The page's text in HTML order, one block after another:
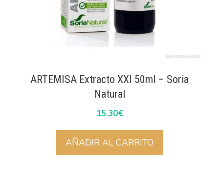
ARTEMISA Extracto XXI 50ml – Soria
Natural
15.30€
AÑADIR AL CARRITO